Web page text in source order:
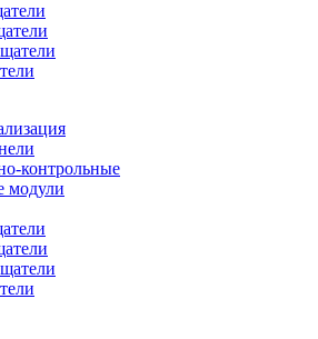
контрольные
модули